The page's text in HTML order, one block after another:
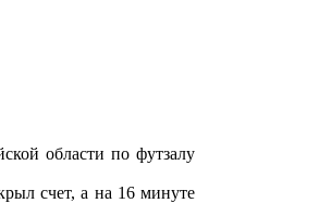
области по футзалу
счет, а на 16 минуте